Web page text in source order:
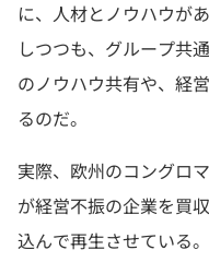
に、人材とノウハウが
しつつも、グループ共
のノウハウ共有や、経
るのだ。
実際、欧州のコングロ
が経営不振の企業を買
込んで再生させている